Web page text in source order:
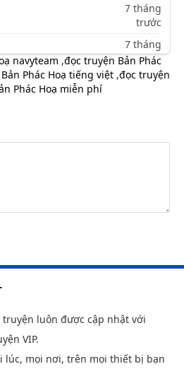
7 tháng
trước
7 tháng
trước
7 tháng
7 tháng
navyteam ,đọc truyện Bản Phác
Phác Hoạ tiếng việt ,đọc truyện
Phác Hoạ miễn phí
truyện luôn được cập nhật với
VIP.
lúc, mọi nơi, trên mọi thiết bị bạn